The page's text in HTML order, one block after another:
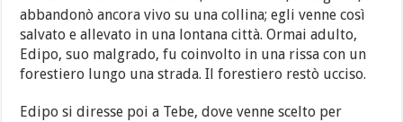
abbandonò ancora vivo su una collina; egli venne così
salvato e allevato in una lontana città. Ormai adulto,
Edipo, suo malgrado, fu coinvolto in una rissa con un
forestiero lungo una strada. Il forestiero restò ucciso.
Edipo si diresse poi a Tebe, dove venne scelto per